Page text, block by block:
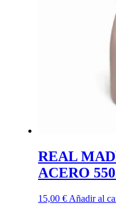
REAL
ACERO
15,00 € Añadir al